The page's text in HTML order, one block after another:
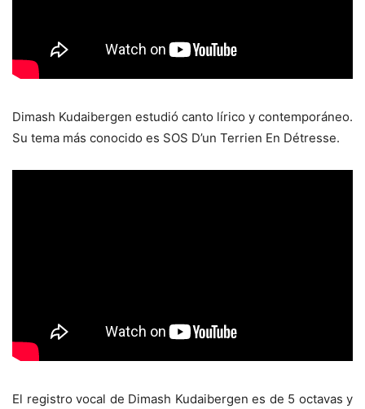
Dimash Kudaibergen estudió canto lírico y contemporáneo.
Su tema más conocido es SOS D’un Terrien En Détresse.
El registro vocal de Dimash Kudaibergen es de 5 octavas y